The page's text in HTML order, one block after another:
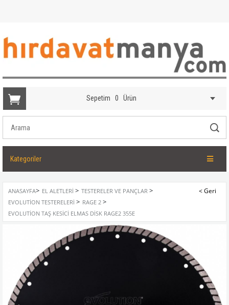
Sepetim 0 Ürün
Kategoriler
ANASAYFA> EL ALETLERI > TESTERELER VE PANÇLAR >
EVOLUTION TESTERELERI > RAGE 2 >
EVOLUTION TAŞ KESICI ELMAS DISK RAGE2 355E